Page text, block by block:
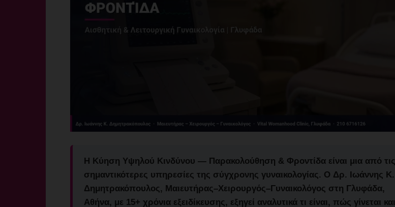
Η Κύηση Υψηλού Κινδύνου — Παρακολούθηση & Φροντίδα είναι μια από τις
σημαντικότερες υπηρεσίες της σύγχρονης γυναικολογίας. Ο Δρ. Ιωάννης Κ.
Δημητρακόπουλος, Μαιευτήρας–Χειρουργός–Γυναικολόγος στη Γλυφάδα,
Αθήνα, με 15+ χρόνια εξειδίκευσης, εξηγεί αναλυτικά τι είναι, πώς γίνεται και